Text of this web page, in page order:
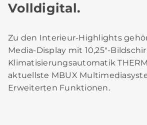
Volldigital.
Zu den Interieur-Highlights
Media-Display mit 10,25"-
Klimatisierungsautomatik
aktuellste MBUX
Erweiterten Funktionen.